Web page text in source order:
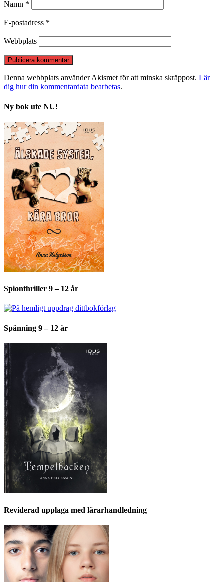
Namn *
E-postadress *
Webbplats
Denna webbplats använder Akismet för att minska skräppost. Lär
dig hur din kommentardata bearbetas.
Ny bok ute NU!
Spionthriller 9 – 12 år
Spänning 9 – 12 år
Reviderad upplaga med lärarhandledning